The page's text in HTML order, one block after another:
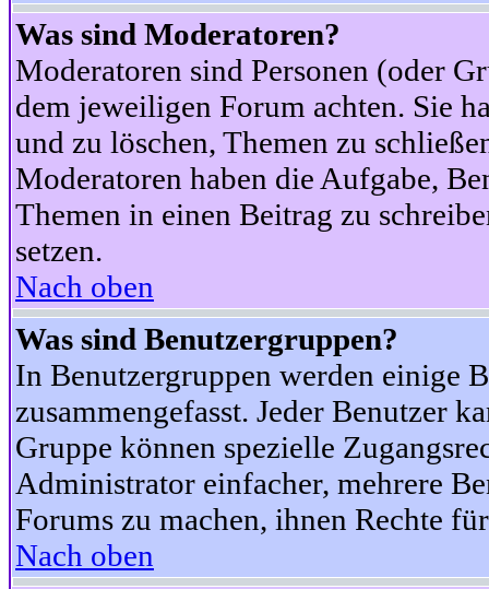
Was sind Moderatoren?
Moderatoren sind Personen (oder
dem jeweiligen Forum achten. Sie
und zu löschen, Themen zu
Moderatoren haben die Aufgabe,
Themen in einen Beitrag zu
setzen.
Nach oben
Was sind Benutzergruppen?
In Benutzergruppen werden einige
zusammengefasst. Jeder Benutzer
Gruppe können spezielle
Administrator einfacher, mehrere
Forums zu machen, ihnen Rechte
Nach oben